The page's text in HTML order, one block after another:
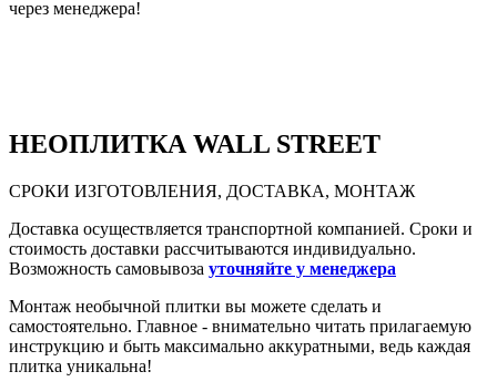
через менеджера!
НЕОПЛИТКА WALL STREET
СРОКИ ИЗГОТОВЛЕНИЯ, ДОСТАВКА, МОНТАЖ
Доставка осуществляется транспортной компанией. Сроки и
стоимость доставки рассчитываются индивидуально.
Возможность самовывоза уточняйте у менеджера
Монтаж необычной плитки вы можете сделать и
самостоятельно. Главное - внимательно читать прилагаемую
инструкцию и быть максимально аккуратными, ведь каждая
плитка уникальна!